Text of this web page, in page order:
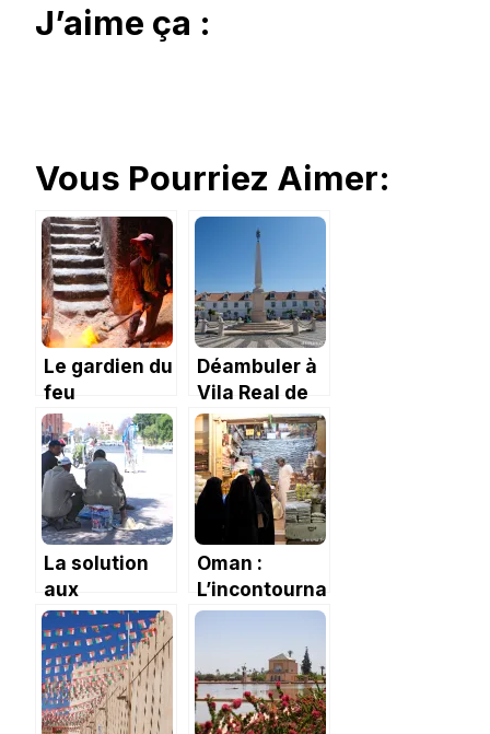
J’aime ça :
Vous Pourriez Aimer:
Le gardien du
feu
Déambuler à
Vila Real de
Santo
Antonio
La solution
aux
plombiers qui
n’arrivent
jamais.
Oman :
L’incontournable
souk de